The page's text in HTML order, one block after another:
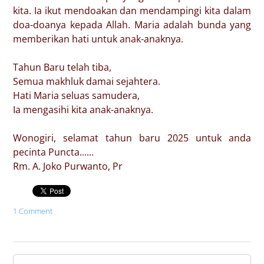
kita. Ia ikut mendoakan dan mendampingi kita dalam
doa-doanya kepada Allah. Maria adalah bunda yang
memberikan hati untuk anak-anaknya.
Tahun Baru telah tiba,
Semua makhluk damai sejahtera.
Hati Maria seluas samudera,
Ia mengasihi kita anak-anaknya.
Wonogiri, selamat tahun baru 2025 untuk anda
pecinta Puncta......
Rm. A. Joko Purwanto, Pr
1 Comment